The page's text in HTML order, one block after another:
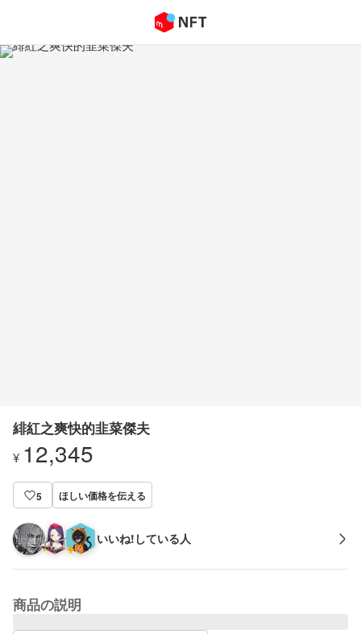
緋紅之爽快的韭菜傑夫
¥ 12,345
5 ほしい価格を伝える
いいね!している人
商品の説明